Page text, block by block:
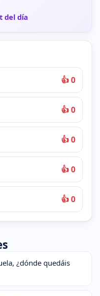
del día
👍 0
👍 0
👍 0
👍 0
👍 0
¿dónde quedáis